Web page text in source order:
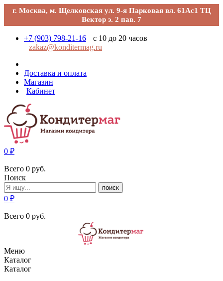
г. Москва, м. Щелковская ул. 9-я Парковая вл. 61Ас1 ТЦ
Вектор э. 2 пав. 7
+7 (903) 798-21-16
с 10 до 20 часов
zakaz@konditermag.ru
Доставка и оплата
Магазин
Кабинет
0 ₽
Всего 0 руб.
Поиск
поиск
0 ₽
Всего 0 руб.
Меню
Каталог
Каталог